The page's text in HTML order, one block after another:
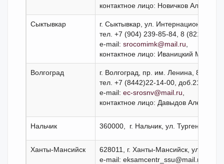
контактное лицо: Новичков Алексей
Сыктывкар
г. Сыктывкар, ул.
тел. +7 (904) 239-85-84, 8 (8212) 29-
e-mail: srocomimk@mail.ru
контактное лицо: Иваницкий Михаил
Волгоград
г. Волгоград, пр. им. Ленина, 86,
тел. +7 (8442)22-14-00, доб.213,
e-mail: ec-srosnv@mail.ru
контактное лицо: Давыдов
Нальчик 360000, г.
Ханты-Мансийск
628011, г. Ханты-Мансийск, ул.
e-mail: eksamcentr_ssu@mail.ru,